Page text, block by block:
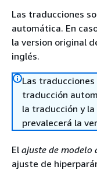
Las traducciones
automática. En
la version original
inglés.
Las
traducción
la traducción y
prevalecerá la
El ajuste de modelo
ajuste de